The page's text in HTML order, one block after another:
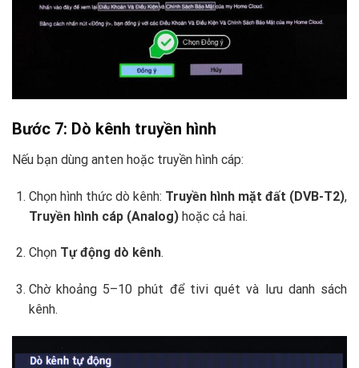
Bước 7: Dò kênh truyền hình
Nếu bạn dùng anten hoặc truyền hình cáp:
Chọn hình thức dò kênh: Truyền hình mặt đất (DVB-T2),
Truyền hình cáp (Analog)hoặc cả hai.
Chọn Tự động dò kênh.
Chờ khoảng 5–10 phút để tivi quét và lưu danh sách
kênh.